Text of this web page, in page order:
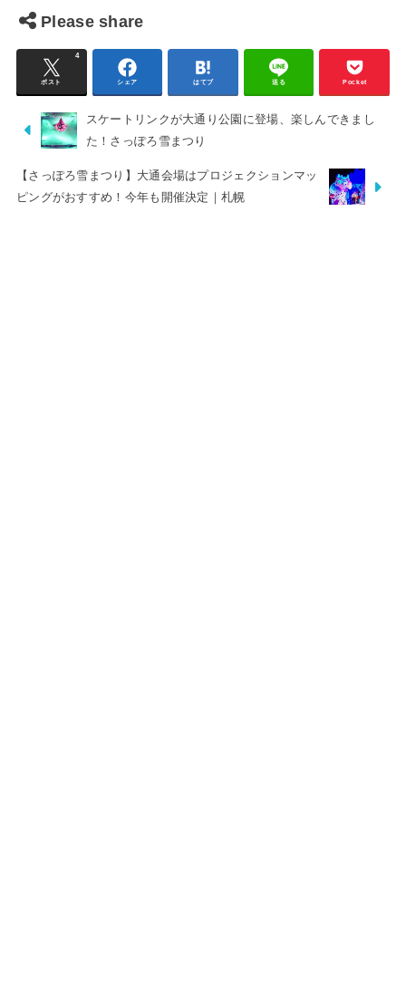
Please share
ポスト
4
シェア はてブ 送る Pocket
スケートリンクが大通り公園に登場、楽しんできまし
た！さっぽろ雪まつり
【さっぽろ雪まつり】大通会場はプロジェクションマッ
ピングがおすすめ！今年も開催決定｜札幌